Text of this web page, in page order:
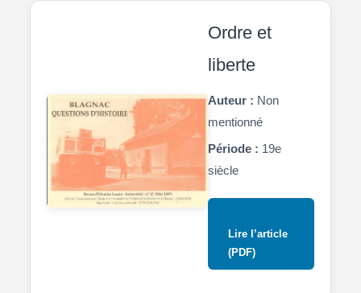
Ordre et
liberte
Auteur : Non
mentionné
Période : 19e
siècle
Lire l’article
(PDF)